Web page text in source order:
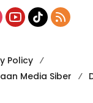
Policy
Media Siber